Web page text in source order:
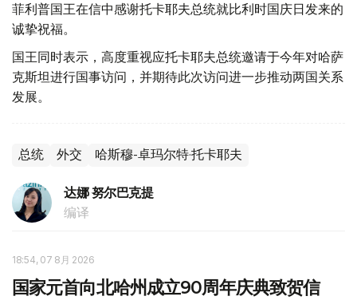
菲利普国王在信中感谢托卡耶夫总统就比利时国庆日发来的
诚挚祝福。
国王同时表示，高度重视应托卡耶夫总统邀请于今年对哈萨
克斯坦进行国事访问，并期待此次访问进一步推动两国关系
发展。
总统 外交 哈斯穆-卓玛尔特·托卡耶夫
达娜 努尔巴克提
编译
18:54, 07 8月 2026
国家元首向北哈州成立90周年庆典致贺信